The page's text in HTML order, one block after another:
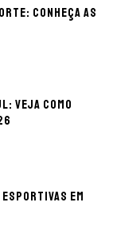
conheça as
veja como
em